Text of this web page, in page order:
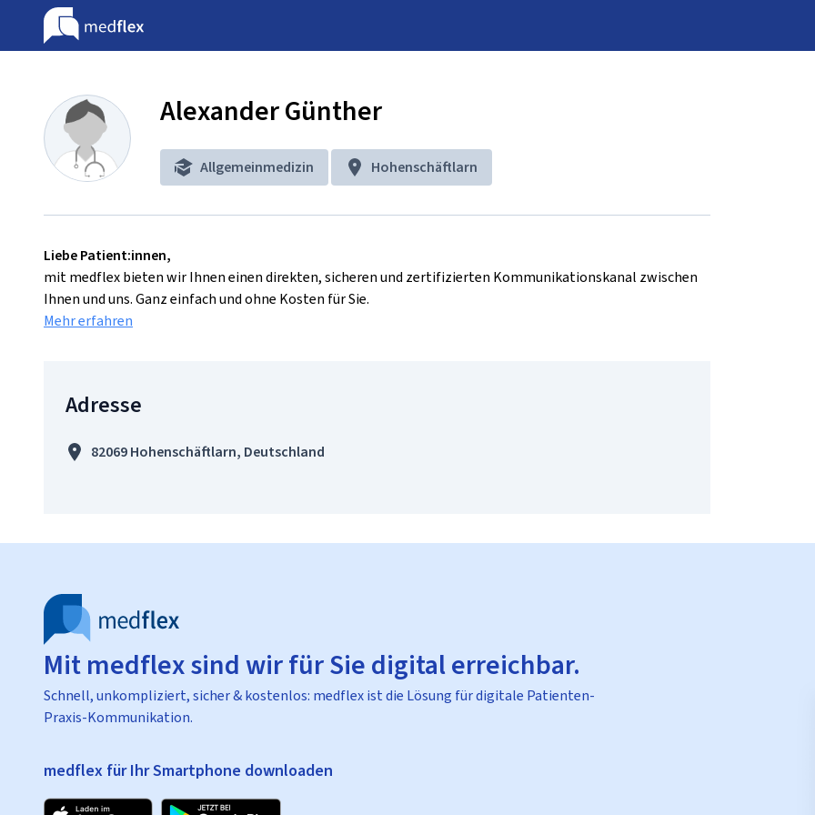
Alexander Günther
Allgemeinmedizin Hohenschäftlarn
Liebe Patient:innen,
mit medflex bieten wir Ihnen einen direkten, sicheren und zertifizierten Kommunikationskanal zwischen
Ihnen und uns. Ganz einfach und ohne Kosten für Sie.
Mehr erfahren
Adresse
82069 Hohenschäftlarn, Deutschland
Mit medflex sind wir für Sie digital erreichbar.
Schnell, unkompliziert, sicher & kostenlos: medflex ist die Lösung für digitale Patienten-
Praxis-Kommunikation.
medflex für Ihr Smartphone downloaden